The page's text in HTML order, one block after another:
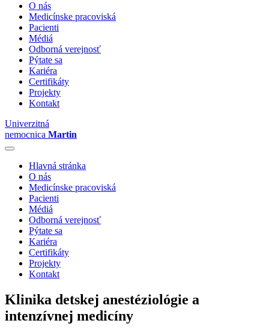
O nás
Medicínske pracoviská
Pacienti
Médiá
Odborná verejnosť
Pýtate sa
Kariéra
Certifikáty
Projekty
Kontakt
Univerzitná
nemocnica Martin
Hlavná stránka
O nás
Medicínske pracoviská
Pacienti
Médiá
Odborná verejnosť
Pýtate sa
Kariéra
Certifikáty
Projekty
Kontakt
Klinika detskej anestéziológie a
intenzívnej medicíny